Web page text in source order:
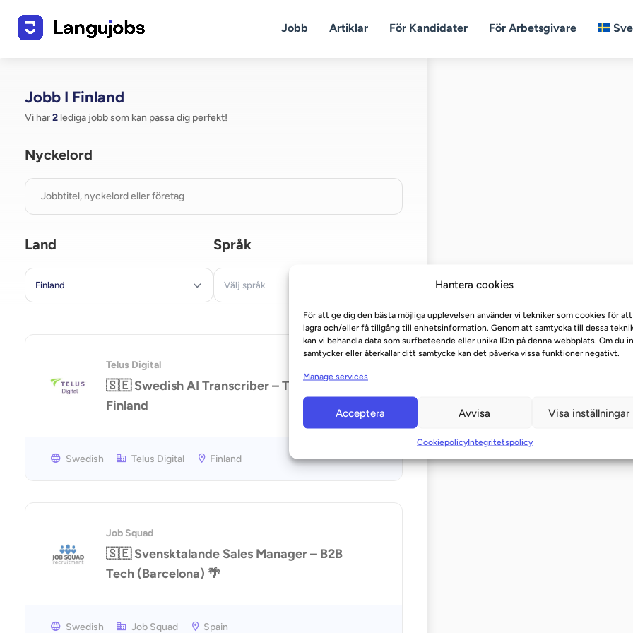
Hantera cookies
För att ge dig den bästa möjliga upplevelsen använder vi tekniker som cookies för att
lagra och/eller få tillgång till enhetsinformation. Genom att samtycka till dessa
kan vi behandla data som surfbeteende eller unika ID:n på denna webbplats. Om du
samtycker eller återkallar ditt samtycke kan det påverka vissa funktioner negativt.
Manage services
Acceptera Avvisa Visa inställningar
CookiepolicyIntegritetspolicy
Jobb Artiklar För Kandidater För Arbetsgivare
Jobb I Finland
Vi har2 lediga jobb som kan passa dig perfekt!
Nyckelord
Land
Finland
Språk
Välj språk
Telus Digital
🇸🇪 Swedish AI Transcriber – Tampere,
Finland
Swedish Telus Digital Finland
Job Squad
🇸🇪 Svensktalande Sales Manager – B2B
Tech (Barcelona) 🌴
Swedish Job Squad Spain